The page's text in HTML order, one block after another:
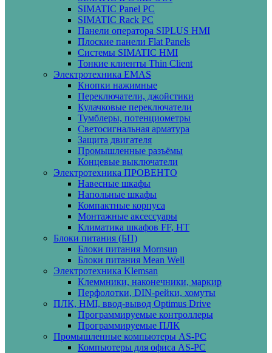
SIMATIC Panel PС
SIMATIC Rack PC
Панели оператора SIPLUS HMI
Плоские панели Flat Panels
Системы SIMATIC HMI
Тонкие клиенты Thin Client
Электротехника EMAS
Кнопки нажимные
Переключатели, джойстики
Кулачковые переключатели
Тумблеры, потенциометры
Светосигнальная арматура
Защита двигателя
Промышленные разъёмы
Концевые выключатели
Электротехника ПРОВЕНТО
Навесные шкафы
Напольные шкафы
Компактные корпуса
Монтажные аксессуары
Климатика шкафов FF, HT
Блоки питания (БП)
Блоки питания Mornsun
Блоки питания Mean Well
Электротехника Klemsan
Клеммники, наконечники, маркир
Перфолотки, DIN-рейки, хомуты
ПЛК, HMI, ввод-вывод Optimus Drive
Программируемые контроллеры
Программируемые ПЛК
Промышленные компьютеры AS-PC
Компьютеры для офиса AS-PC